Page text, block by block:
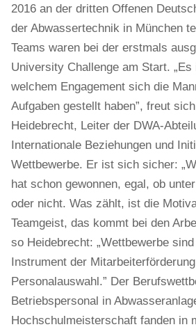
2016 an der dritten Offenen
der Abwassertechnik in München
Teams waren bei der erstmals
University Challenge am Start.
welchem Engagement sich die
Aufgaben gestellt haben”, freut
Heidebrecht, Leiter der DWA-
Internationale Beziehungen und
Wettbewerbe. Er ist sich sicher:
hat schon gewonnen, egal, ob
oder nicht. Was zählt, ist die
Teamgeist, das kommt bei den
so Heidebrecht: „Wettbewerbe
Instrument der
Personalauswahl.” Der
Betriebspersonal in
Hochschulmeisterschaft fanden in